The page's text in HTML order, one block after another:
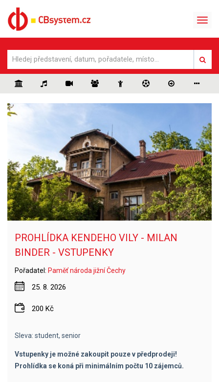
PROHLÍDKA KENDEHO VILY - MILAN
BINDER - VSTUPENKY
Pořadatel: Paměť národa jižní Čechy
25. 8. 2026
200 Kč
Sleva: student, senior
Vstupenky je možné zakoupit pouze v předprodeji!
Prohlídka se koná při minimálním počtu 10 zájemců.